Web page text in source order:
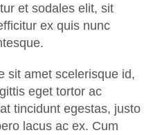
et sodales elit, sit
ex quis nunc
sit amet scelerisque id,
eget tortor ac
tincidunt egestas, justo
lacus ac ex. Cum